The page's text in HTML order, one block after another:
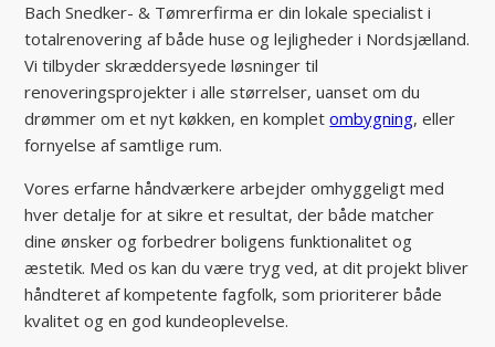
Bach Snedker- & Tømrerfirma er din lokale specialist i
totalrenovering af både huse og lejligheder i Nordsjælland.
Vi tilbyder skræddersyede løsninger til
renoveringsprojekter i alle størrelser, uanset om du
drømmer om et nyt køkken, en kompletombygning, eller
fornyelse af samtlige rum.
Vores erfarne håndværkere arbejder omhyggeligt med
hver detalje for at sikre et resultat, der både matcher
dine ønsker og forbedrer boligens funktionalitet og
æstetik. Med os kan du være tryg ved, at dit projekt bliver
håndteret af kompetente fagfolk, som prioriterer både
kvalitet og en god kundeoplevelse.